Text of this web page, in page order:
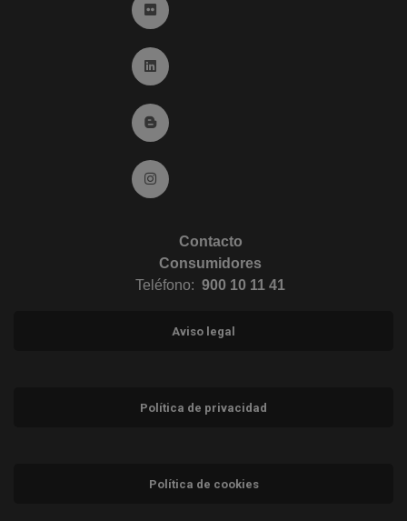
Ir a Flickr (abre en ventana nueva)
Ir a Linkedin (abre en ventana nueva)
Ir al Blog (abre en ventana nueva)
Ir a Instagram (abre en ventana nueva)
Contacto
Consumidores
Teléfono: 900 10 11 41
Aviso legal
Política de privacidad
Política de cookies